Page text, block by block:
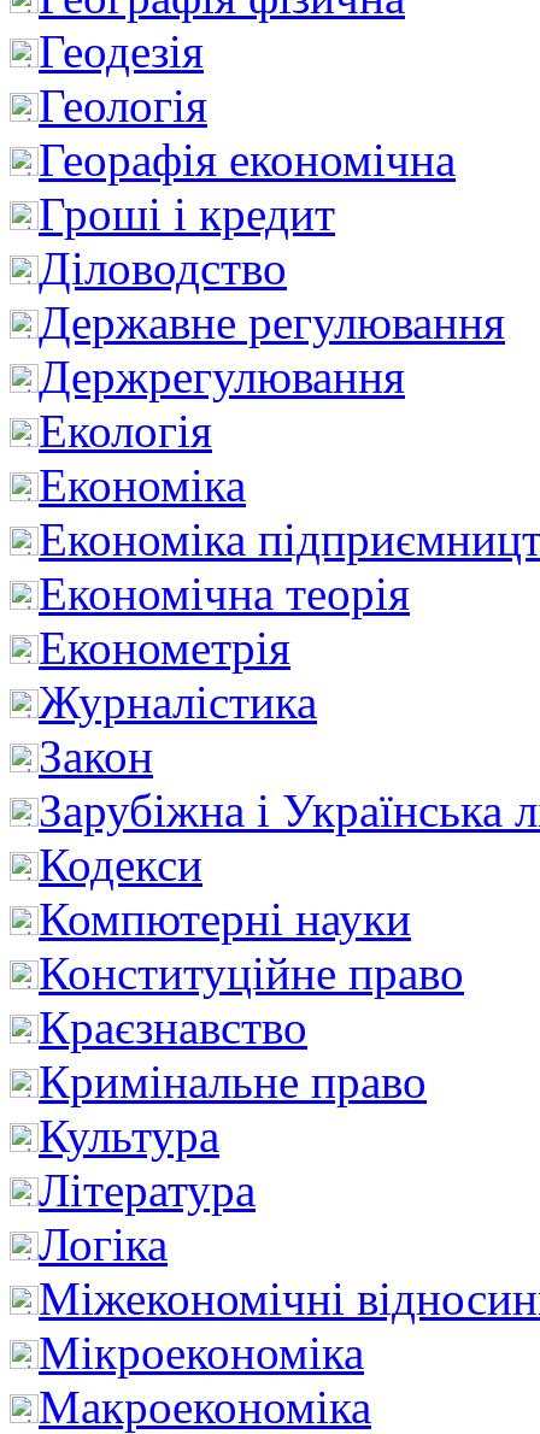
Геодезія
Геологія
Георафія економічна
Гроші і кредит
Діловодство
Державне регулювання
Держрегулювання
Екологія
Економіка
Економіка
Економічна теорія
Економетрія
Журналістика
Закон
Зарубіжна і Українська
Кодекси
Компютерні науки
Конституційне право
Краєзнавство
Кримінальне право
Культура
Література
Логіка
Міжекономічні
Мікроекономіка
Макроекономіка